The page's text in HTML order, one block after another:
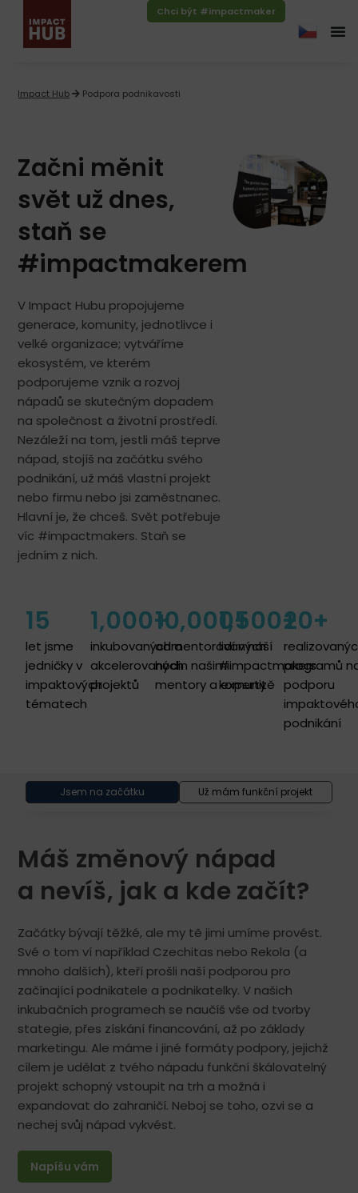
Chci být #impactmaker
Impact Hub Podpora podnikavosti
Začni měnit
svět už dnes,
staň se
#impactmakerem
V Impact Hubu propojujeme
generace, komunity, jednotlivce i
velké organizace; vytváříme
ekosystém, ve kterém
podporujeme vznik a rozvoj
nápadů se skutečným dopadem
na společnost a životní prostředí.
Nezáleží na tom, jestli máš teprve
nápad, stojíš na začátku svého
podnikání, už máš vlastní projekt
nebo firmu nebo jsi zaměstnanec.
Hlavní je, že chceš. Svět potřebuje
víc #impactmakers. Staň se
jedním z nich.
let jsme
jedničky v
impaktových
tématech
15
inkubovaných a
akcelerovaných
projektů​
1,000+
odmentorovaných
hodin našimi
mentory a experty
10,000+
lidí v naší
#impactmakers
komunitě
1,500+
programů
podporu
podnikání
20+
Jsem na začátku Už mám funkční projekt
Máš změnový nápad
a nevíš, jak a kde začít?
Začátky bývají těžké, ale my tě jimi umíme provést.
Své o tom ví například Czechitas nebo Rekola (a
mnoho dalších), kteří prošli naší podporou pro
začínající podnikatele a podnikatelky. V našich
inkubačních programech se naučíš vše od tvorby
stategie, přes získání financování, až po základy
marketingu. Ale máme i jiné formáty podpory, jejichž
cílem je udělat z tvého nápadu funkční škálovatelný
projekt schopný vstoupit na trh a možná i
expandovat do zahraničí. Neboj se toho, ozvi se a
nechej svůj nápad vykvést.
Napíšu vám